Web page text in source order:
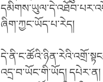
ཞིག་ཀྱང་ཡོད་པ་རེད།
འདྲ་བ་ཡོང་གི་ཡོད།